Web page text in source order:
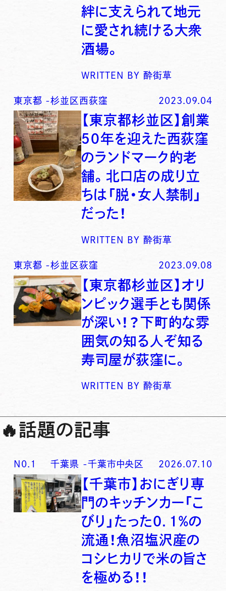
絆に支えられて地元
に愛され続ける大衆
酒場。
WRITTEN BY 酔街草
東京都 -杉並区西荻窪 2023.09.04
【東京都杉並区】創業
５０年を迎えた西荻窪
のランドマーク的老
舗。北口店の成り立
ちは「脱・女人禁制」
だった！
WRITTEN BY 酔街草
東京都 -杉並区荻窪 2023.09.08
【東京都杉並区】オリ
ンピック選手とも関係
が深い！？下町的な雰
囲気の知る人ぞ知る
寿司屋が荻窪に。
WRITTEN BY 酔街草
🔥話題の記事
N0. 1 千葉県 -千葉市中央区 2026.07.10
【千葉市】おにぎり専
門のキッチンカー「こ
びり」たった0．1％の
流通！魚沼塩沢産の
コシヒカリで米の旨さ
を極める！！